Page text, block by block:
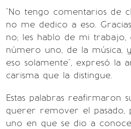
"No tengo comentarios de
no me dedico a eso.
no; les hablo de mi trabajo,
número uno, de la música,
eso solamente", expresó la
carisma que la distingue.
Estas palabras reafirmaron
querer remover el pasado,
uno en que se dio a